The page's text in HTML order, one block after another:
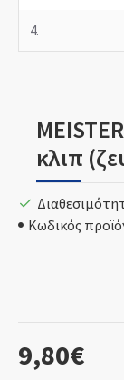
4.
κλιπ
9,80€
Κωδικός